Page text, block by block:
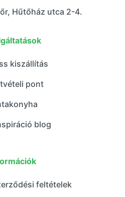
Hűtőház utca 2-4.
kiszállítás
pont
blog
feltételek